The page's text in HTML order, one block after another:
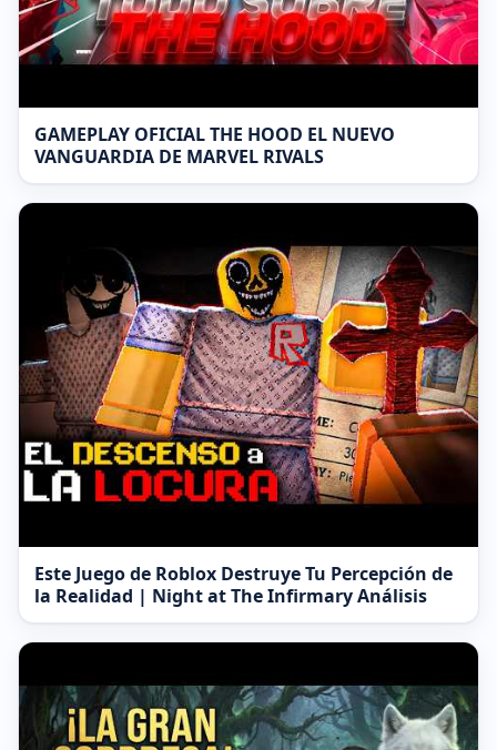
GAMEPLAY OFICIAL THE HOOD EL NUEVO
VANGUARDIA DE MARVEL RIVALS
Este Juego de Roblox Destruye Tu Percepción de
la Realidad | Night at The Infirmary Análisis